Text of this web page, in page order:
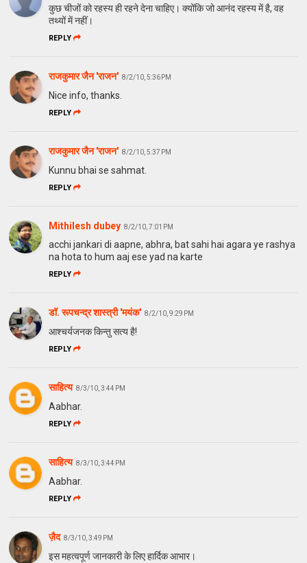
कुछ चीजों को रहस्य ही रहने देना चाहिए। क्योंकि जो आनंद रहस्य में है, वह
तथ्यों में नहीं।
REPLY
राजकुमार जैन 'राजन' 8/2/10, 5:36 PM
Nice info, thanks.
REPLY
राजकुमार जैन 'राजन' 8/2/10, 5:37 PM
Kunnu bhai se sahmat.
REPLY
Mithilesh dubey 8/2/10, 7:01 PM
acchi jankari di aapne, abhra, bat sahi hai agara ye rashya
na hota to hum aaj ese yad na karte
REPLY
डॉ. रूपचन्द्र शास्त्री 'मयंक' 8/2/10, 9:29 PM
आश्चर्यजनक किन्तु सत्य है!
REPLY
साहित्य 8/3/10, 3:44 PM
Aabhar.
REPLY
साहित्य 8/3/10, 3:44 PM
Aabhar.
REPLY
ज़ैद 8/3/10, 3:49 PM
इस महत्वपूर्ण जानकारी के लिए हार्दिक आभार।